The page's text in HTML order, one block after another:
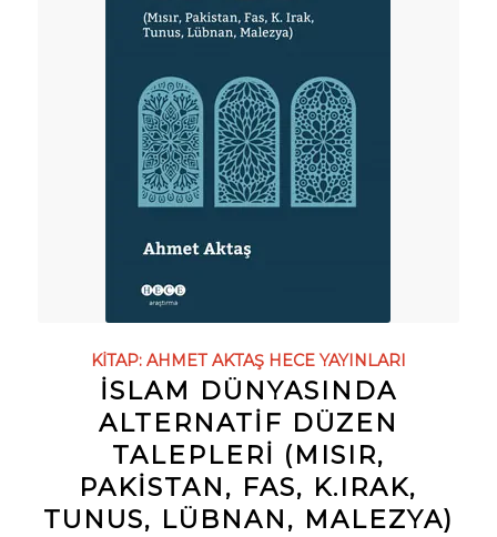
KITAP: AHMET AKTAŞ HECE YAYINLARI
İSLAM DÜNYASINDA
ALTERNATİF DÜZEN
TALEPLERİ (MISIR,
PAKISTAN, FAS, K.IRAK,
TUNUS, LÜBNAN, MALEZYA)